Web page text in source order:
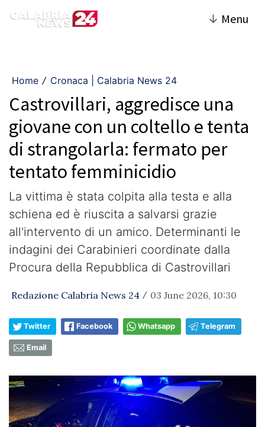
↓ Menu
Home / Cronaca | Calabria News 24
Castrovillari, aggredisce una
giovane con un coltello e tenta
di strangolarla: fermato per
tentato femminicidio
La vittima è stata colpita alla testa e alla
schiena ed è riuscita a salvarsi grazie
all'intervento di un amico. Determinanti le
indagini dei Carabinieri coordinate dalla
Procura della Repubblica di Castrovillari
Redazione Calabria News 24 / 03 June 2026, 10:30
Twitter Facebook Whatsapp Telegram
Email